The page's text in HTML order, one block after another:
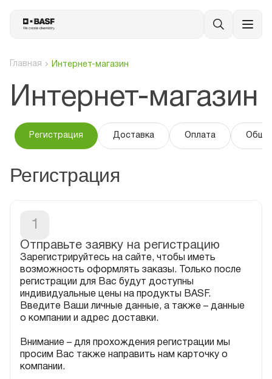
Главная Интернет-магазин
Интернет-магазин
Регистрация Доставка Оплата
Регистрация
1
Зарегистрируйтесь на сайте, чтобы иметь
возможность оформлять заказы. Только после
регистрации для Вас будут доступны
индивидуальные цены на продукты BASF.
Введите Ваши личные данные, а также – данные
о компании и адрес доставки.
Внимание – для прохождения регистрации мы
просим Вас также направить нам карточку о
компании.